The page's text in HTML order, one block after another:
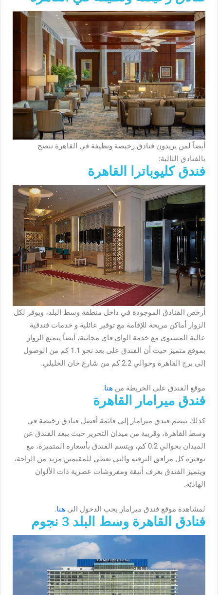
أيضاً لمن يريدون فنادق رخيصة ونظيفة في القاهرة ننصح
بالفنادق التالية:
فندق كليوباترا القاهرة
أرخص الفنادق الموجودة في داخل منطقة وسط البلد، ويوفر لكل
الزوار أماكن مريحة للإقامة مع توفير عائلية و خدمات فندقية
عالية المستوى مع خدمة الواي فاي مجانية، أيضاً يتمتع الزوار
بموقع متميز حيث أن الفندق على بعد نحو 1.1 كم من الوصول
إلى برج القاهرة وحوالي 2.2 كم من شارع خان الخليلي.
موقع الفندق على الخريطة من هنا.
فندق ميرامار القاهرة
كذلك ينضم فندق ميرامار إلي قائمة أفضل فنادق رخيصة في
وسط القاهرة، وقريبة من ميدان التحرير حيث يبعد الفندق عن
الميدان بحوالي 0.2 كم، ويتسم الفندق بأسعاره المتميزة، مع
توفيره كل مرافق الترفيه والتي تعطي للمقيمين مزيد من الراحة،
ويتميز الفندق بغرف أنيقة ومفروشات عصرية ذات الألوان
الهادئة.
لمشاهدة موقع فندق ميرامار يجب الدخول الى هنا.
فنادق القاهرة وسط البلد 3 نجوم